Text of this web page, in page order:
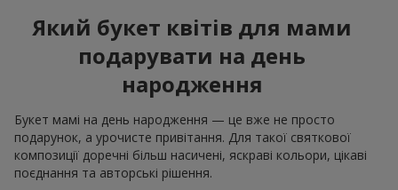
Який букет квітів для мами
подарувати на день
народження
Букет мамі на день народження — це вже не просто
подарунок, а урочисте привітання. Для такої святкової
композиції доречні більш насичені, яскраві кольори, цікаві
поєднання та авторські рішення.